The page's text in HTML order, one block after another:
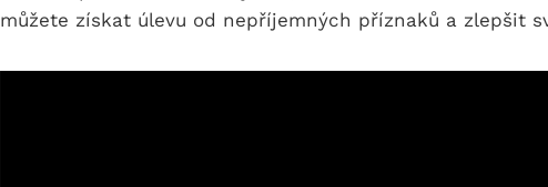
můžete získat úlevu od nepříjemných příznaků a zlepšit